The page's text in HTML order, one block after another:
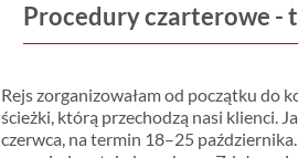
Procedury czarterowe -
Rejs zorganizowałam od początku do
ścieżki, którą przechodzą nasi klienci.
czerwca, na termin 18–25